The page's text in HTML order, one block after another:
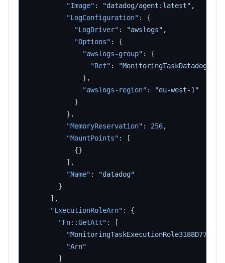
"Image" : "datadog/agent:latest" ,
"LogConfiguration" :
{
"LogDriver" : "awslogs" ,
"Options" :
{
"awslogs-group" :
{
"Ref" :
} ,
"awslogs-region" :
"eu-west-1"
}
} ,
"MemoryReservation" : 256,
"MountPoints" :
[
{}
] ,
"Name" :
"datadog"
}
] ,
"ExecutionRoleArn" :
{
"Fn::GetAtt" :
[
"MonitoringTaskExecutionRole3188D770"
"Arn"
]